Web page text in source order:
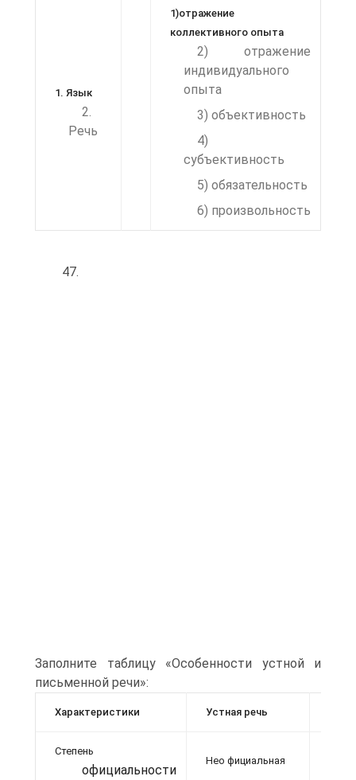
1. Язык
2.
Речь
1)отражение
коллективного опыта
2) отражение
индивидуального
опыта
3) объективность
4)
субъективность
5) обязательность
6) произвольность
47.
Заполните таблицу «Особенности устной и
письменной ре­чи»:
Характеристики Устная речь
Степень
официальности
Нео фициальная